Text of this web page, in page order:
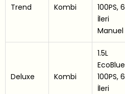
Trend Kombi
100PS, 6
İleri
Manuel
Deluxe Kombi
1.5L
EcoBlue
100PS, 6
İleri